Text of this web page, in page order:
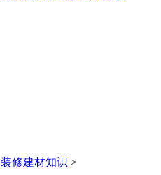
装修建材知识 >